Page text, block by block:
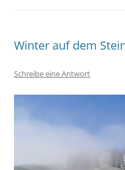
Winter auf dem
Schreibe eine Antwort